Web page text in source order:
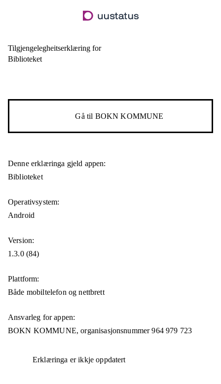
til
Tilgjengelegheitserklæring for
Biblioteket
Gå til BOKN KOMMUNE
Denne erklæringa gjeld appen:
Biblioteket
Operativsystem:
Android
Version:
1.3.0 (84)
Plattform:
Både mobiltelefon og nettbrett
Ansvarleg for appen:
BOKN KOMMUNE,organisasjonsnummer 964 979 723
Erklæringa er ikkje oppdatert